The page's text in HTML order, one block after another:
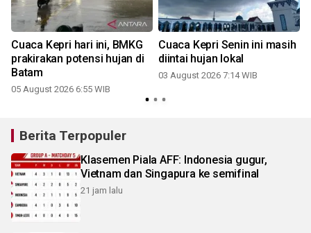
Cuaca Kepri hari ini, BMKG
prakirakan potensi hujan di
Batam
05 August 2026 6:55 WIB
Cuaca Kepri Senin ini masih
diintai hujan lokal
03 August 2026 7:14 WIB
Berita Terpopuler
Klasemen Piala AFF: Indonesia gugur,
Vietnam dan Singapura ke semifinal
21 jam lalu